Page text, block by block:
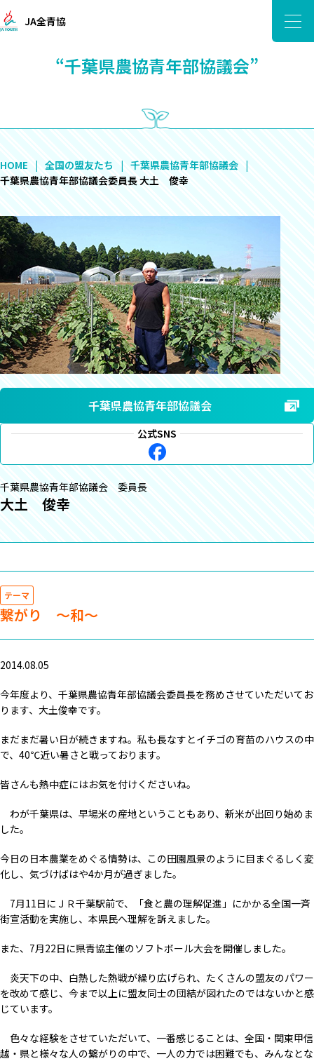
JA全青協
“千葉県農協青年部協議会”
HOME 全国の盟友たち
千葉県農協青年部協議会
千葉県農協青年部協議会委員長 大土 俊幸
千葉県農協青年部協議会
公式SNS
千葉県農協青年部協議会 委員長
大土 俊幸
テーマ
繋がり ～和～
2014.08.05
今年度より、千葉県農協青年部協議会委員長を務めさせていただいてお
ります、大土俊幸です。
まだまだ暑い日が続きますね。私も長なすとイチゴの育苗のハウスの中
で、40℃近い暑さと戦っております。
皆さんも熱中症にはお気を付けくださいね。
わが千葉県は、早場米の産地ということもあり、新米が出回り始めま
した。
今日の日本農業をめぐる情勢は、この田園風景のように目まぐるしく変
化し、気づけばはや4か月が過ぎました。
7月11日にＪＲ千葉駅前で、「食と農の理解促進」にかかる全国一斉
街宣活動を実施し、本県民へ理解を訴えました。
また、7月22日に県青協主催のソフトボール大会を開催しました。
炎天下の中、白熱した熱戦が繰り広げられ、たくさんの盟友のパワー
を改めて感じ、今まで以上に盟友同士の団結が図れたのではないかと感
じています。
色々な経験をさせていただいて、一番感じることは、全国・関東甲信
越・県と様々な人の繋がりの中で、一人の力では困難でも、みんなとな